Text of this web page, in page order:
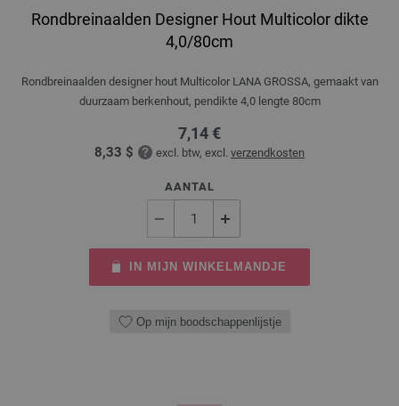
Rondbreinaalden Designer Hout Multicolor dikte
4,0/80cm
Rondbreinaalden designer hout Multicolor LANA GROSSA, gemaakt van
duurzaam berkenhout, pendikte 4,0 lengte 80cm
7,14 €
8,33 $ excl. btw, excl. verzendkosten
AANTAL
IN MIJN WINKELMANDJE
Op mijn boodschappenlijstje